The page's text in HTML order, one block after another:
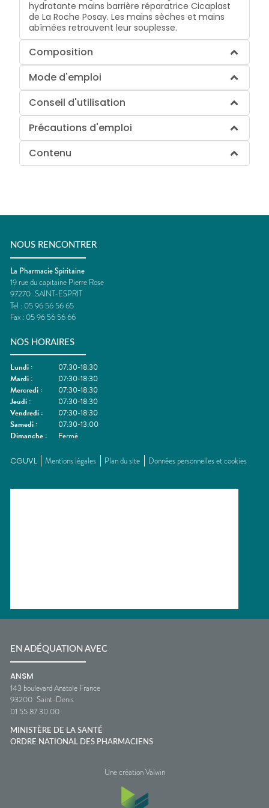
hydratante mains barrière réparatrice Cicaplast
de La Roche Posay. Les mains sèches et mains
abîmées retrouvent leur souplesse.
Composition
Mode d'emploi
Conseil d'utilisation
Précautions d'emploi
Contenu
NOUS RENCONTRER
La Pharmacie Spiritaine
19 rue du capitaine Pierre Rose
97270 SAINT-ESPRIT
Tel : 05 96 56 56 65
Fax : 05 96 56 56 66
NOS HORAIRES
Lundi :
07:30-18:30
Mardi :
07:30-18:30
Mercredi :
07:30-18:30
Jeudi :
07:30-18:30
Vendredi :
07:30-18:30
Samedi :
07:30-13:00
Dimanche : Fermé
CGUVL Mentions légales Plan du site Données personnelles et cookies
EN ADÉQUATION AVEC
ANSM
143 boulevard Anatole France
93200 Saint-Denis
01 55 87 30 00
MINISTÈRE DE LA SANTÉ
ORDRE NATIONAL DES PHARMACIENS
Une création Valwin